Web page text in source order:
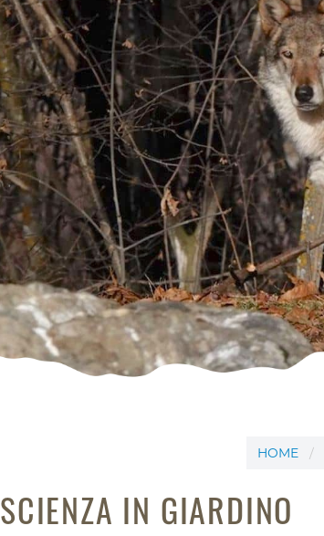
HOME
SCIENZA IN GIARDINO